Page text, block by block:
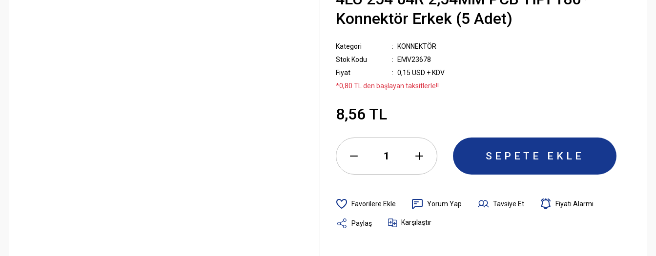
Konnektör Erkek (5 Adet)
Kategori
KONNEKTÖR
Stok Kodu
EMV23678
Fiyat
0,15 USD + KDV
*0,80 TL den başlayan taksitlerle!!
8,56 TL
SEPETE EKLE
Yorum Yap Tavsiye Et Fiyatı Alarmı
Paylaş Karşılaştır